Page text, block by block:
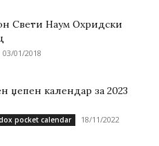
Свети Наум Охридски
03/01/2018
џепен календар за 2023
pocket calendar 18/11/2022